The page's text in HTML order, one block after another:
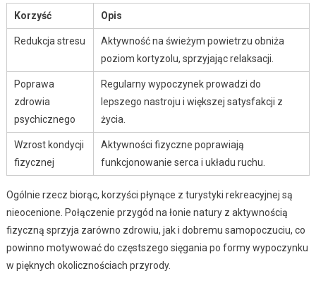
Korzyść Opis
Redukcja stresu
Aktywność na świeżym powietrzu obniża
poziom kortyzolu, sprzyjając relaksacji.
Poprawa
zdrowia
psychicznego
Regularny wypoczynek prowadzi do
lepszego nastroju i większej satysfakcji z
życia.
Wzrost kondycji
fizycznej
Aktywności fizyczne poprawiają
funkcjonowanie serca i układu ruchu.
Ogólnie rzecz biorąc, korzyści płynące z turystyki rekreacyjnej są
nieocenione. Połączenie przygód na łonie natury z aktywnością
fizyczną sprzyja zarówno zdrowiu, jak i dobremu samopoczuciu, co
powinno motywować do częstszego sięgania po formy wypoczynku
w pięknych okolicznościach przyrody.